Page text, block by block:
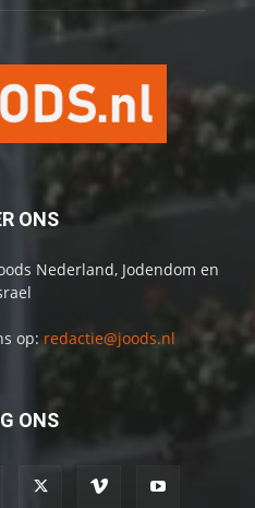
ONS
Nederland, Jodendom en
op: redactie@joods.nl
ONS